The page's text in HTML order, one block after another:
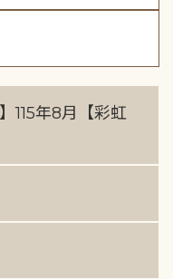
115年8月【彩虹